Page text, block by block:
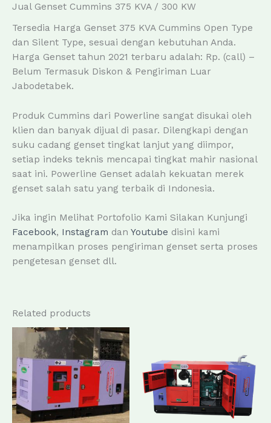
Jual Genset Cummins 375 KVA / 300 KW
Tersedia Harga Genset 375 KVA Cummins Open Type
dan Silent Type, sesuai dengan kebutuhan Anda.
Harga Genset tahun 2021 terbaru adalah: Rp. (call) –
Belum Termasuk Diskon & Pengiriman Luar
Jabodetabek.
Produk Cummins dari Powerline sangat disukai oleh
klien dan banyak dijual di pasar. Dilengkapi dengan
suku cadang genset tingkat lanjut yang diimpor,
setiap indeks teknis mencapai tingkat mahir nasional
saat ini. Powerline Genset adalah kekuatan merek
genset salah satu yang terbaik di Indonesia.
Jika ingin Melihat Portofolio Kami Silakan Kunjungi
Facebook, Instagram dan Youtube disini kami
menampilkan proses pengiriman genset serta proses
pengetesan genset dll.
Related products